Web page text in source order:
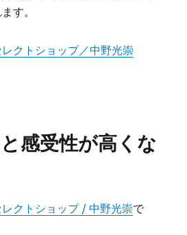
す。
クトショップ／中野光崇
感受性が高くな
クトショップ / 中野光崇で